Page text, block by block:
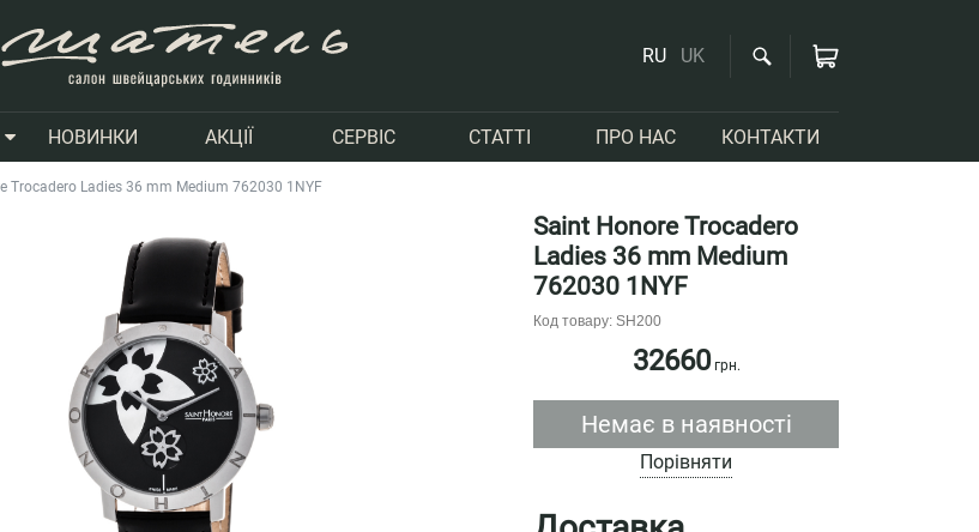
RU UK
НОВИНКИ АКЦІЇ СЕРВІС СТАТТІ ПРО НАС КОНТАКТИ
Trocadero Ladies 36 mm Medium 762030 1NYF
Saint Honore Trocadero
Ladies 36 mm Medium
762030 1NYF
Код товару: SH200
32660грн.
Немає в наявності
Порівняти